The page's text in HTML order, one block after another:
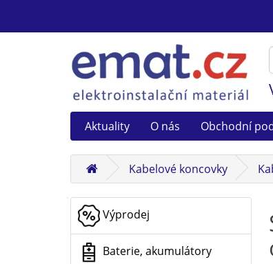
Aktuality O nás Obchodní
Kabelové koncovky
Výprodej
Baterie, akumulátory